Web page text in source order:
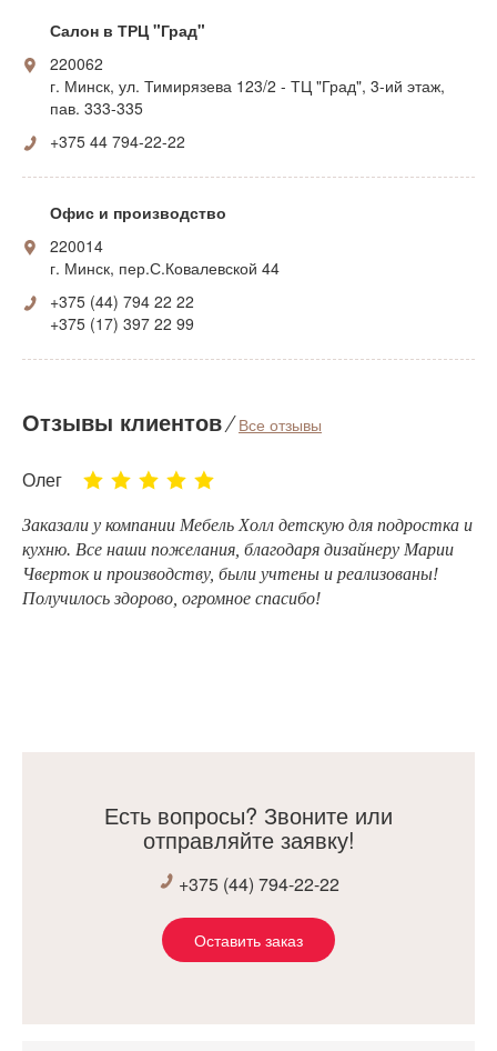
Салон в ТРЦ "Град"
220062
г. Минск, ул. Тимирязева 123/2 - ТЦ "Град", 3-ий этаж,
пав. 333-335
+375 44 794-22-22
Офис и производство
220014
г. Минск, пер.С.Ковалевской 44
+375 (44) 794 22 22
+375 (17) 397 22 99
Отзывы клиентов⁄Все отзывы
Олег
Заказали у компании Мебель Холл детскую для подростка и
кухню. Все наши пожелания, благодаря дизайнеру Марии
Чвертоки производству, были учтены и реализованы!
Получилось здорово, огромное спасибо!
Есть вопросы? Звоните или
отправляйте заявку!
+375 (44) 794-22-22
Оставить заказ